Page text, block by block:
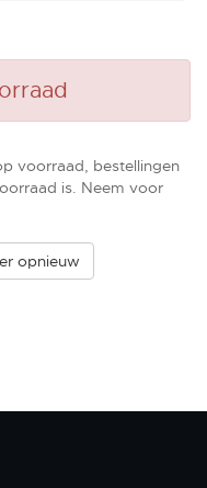
voorraad, bestellingen
is. Neem voor
opnieuw